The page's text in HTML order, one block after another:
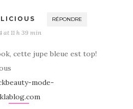
RÉPONDRE
at 11 h 39 min
cette jupe bleue est top!
mode-